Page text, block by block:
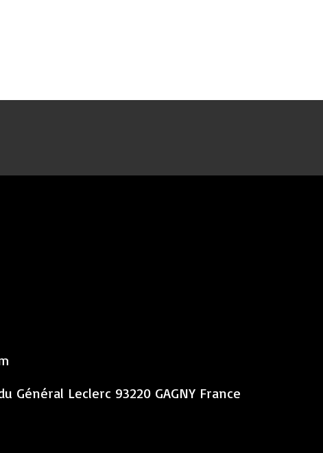
Général Leclerc 93220 GAGNY France